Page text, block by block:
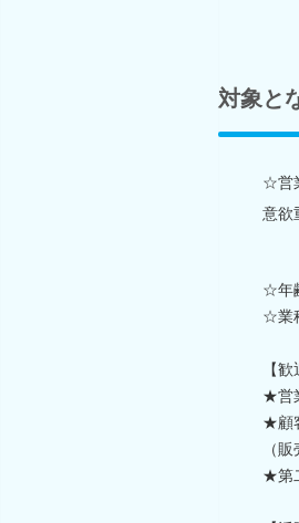
対象と
☆営
意欲
☆年
☆業
【
★営
★顧
（
★第